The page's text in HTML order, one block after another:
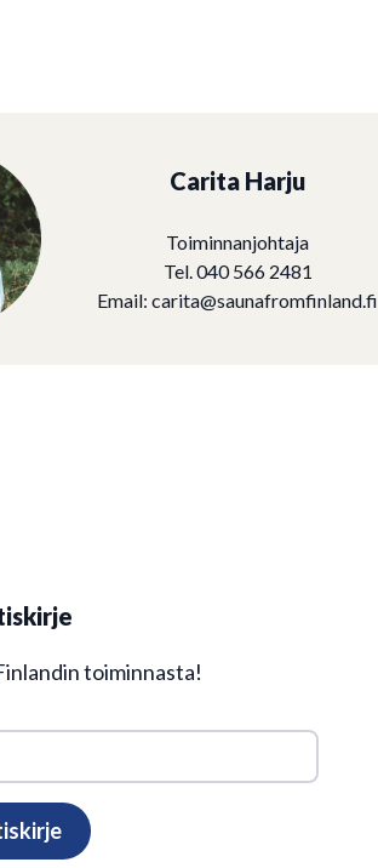
Carita Harju
Toiminnanjohtaja
Tel. 040 566 2481
Email:carita@saunafromfinland.fi
toiminnasta!